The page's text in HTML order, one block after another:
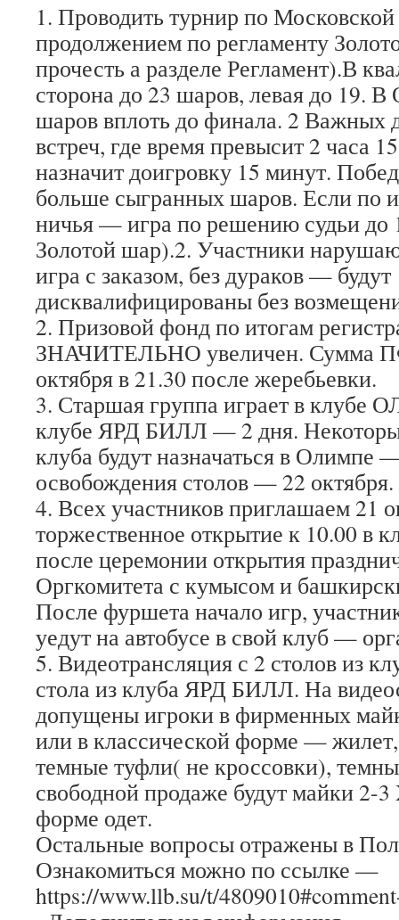
1. Проводить турнир по
продолжением по регламенту
прочесть а разделе Регламент).В
сторона до 23 шаров, левая до 19.
шаров вплоть до финала. 2 Важных
встреч, где время превысит 2 часа
назначит доигровку 15 минут.
больше сыгранных шаров. Если по
ничья — игра по решению судьи до
Золотой шар).2. Участники
игра с заказом, без дураков — будут
дисквалифицированы без
2. Призовой фонд по итогам
ЗНАЧИТЕЛЬНО увеличен. Сумма ПФ
октября в 21.30 после жеребьевки.
3. Старшая группа играет в
клубе ЯРД БИЛЛ — 2 дня.
клуба будут назначаться в Олимпе
освобождения столов — 22 октября.
4. Всех участников приглашаем 21
торжественное открытие к 10.00
после церемонии открытия
Оргкомитета с кумысом и
После фуршета начало игр,
уедут на автобусе в свой клуб —
5. Видеотрансляция с 2 столов из
стола из клуба ЯРД БИЛЛ. На
допущены игроки в фирменных
или в классической форме —
темные туфли( не кроссовки),
свободной продаже будут майки 2-
форме одет.
Остальные вопросы отражены в
Ознакомиться можно по ссылке —
https://www.llb.su/t/